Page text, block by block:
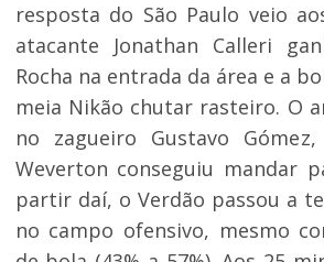
resposta do São Paulo veio
atacante Jonathan Calleri
Rocha na entrada da área e a
meia Nikão chutar rasteiro. O
no zagueiro Gustavo
Weverton conseguiu mandar
partir daí, o Verdão passou a
no campo ofensivo, mesmo